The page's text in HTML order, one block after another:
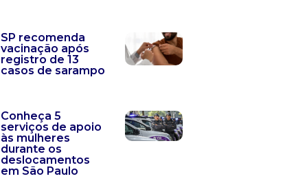
SP recomenda
vacinação após
registro de 13
casos de sarampo
Conheça 5
serviços de apoio
às mulheres
durante os
deslocamentos
em São Paulo